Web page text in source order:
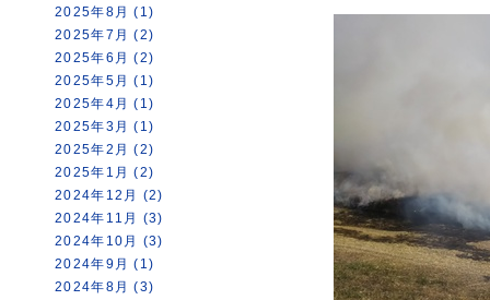
2025年8月 (1)
2025年7月 (2)
2025年6月 (2)
2025年5月 (1)
2025年4月 (1)
2025年3月 (1)
2025年2月 (2)
2025年1月 (2)
2024年12月 (2)
2024年11月 (3)
2024年10月 (3)
2024年9月 (1)
2024年8月 (3)